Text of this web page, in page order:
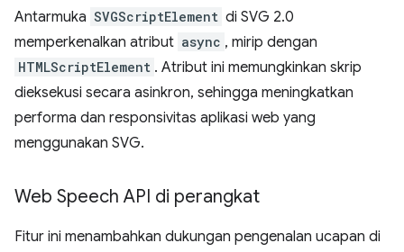
Antarmuka SVGScriptElement di SVG 2.0
memperkenalkan atribut async , mirip dengan
HTMLScriptElement . Atribut ini memungkinkan skrip
dieksekusi secara asinkron, sehingga meningkatkan
performa dan responsivitas aplikasi web yang
menggunakan SVG.
Web Speech API di perangkat
Fitur ini menambahkan dukungan pengenalan ucapan di